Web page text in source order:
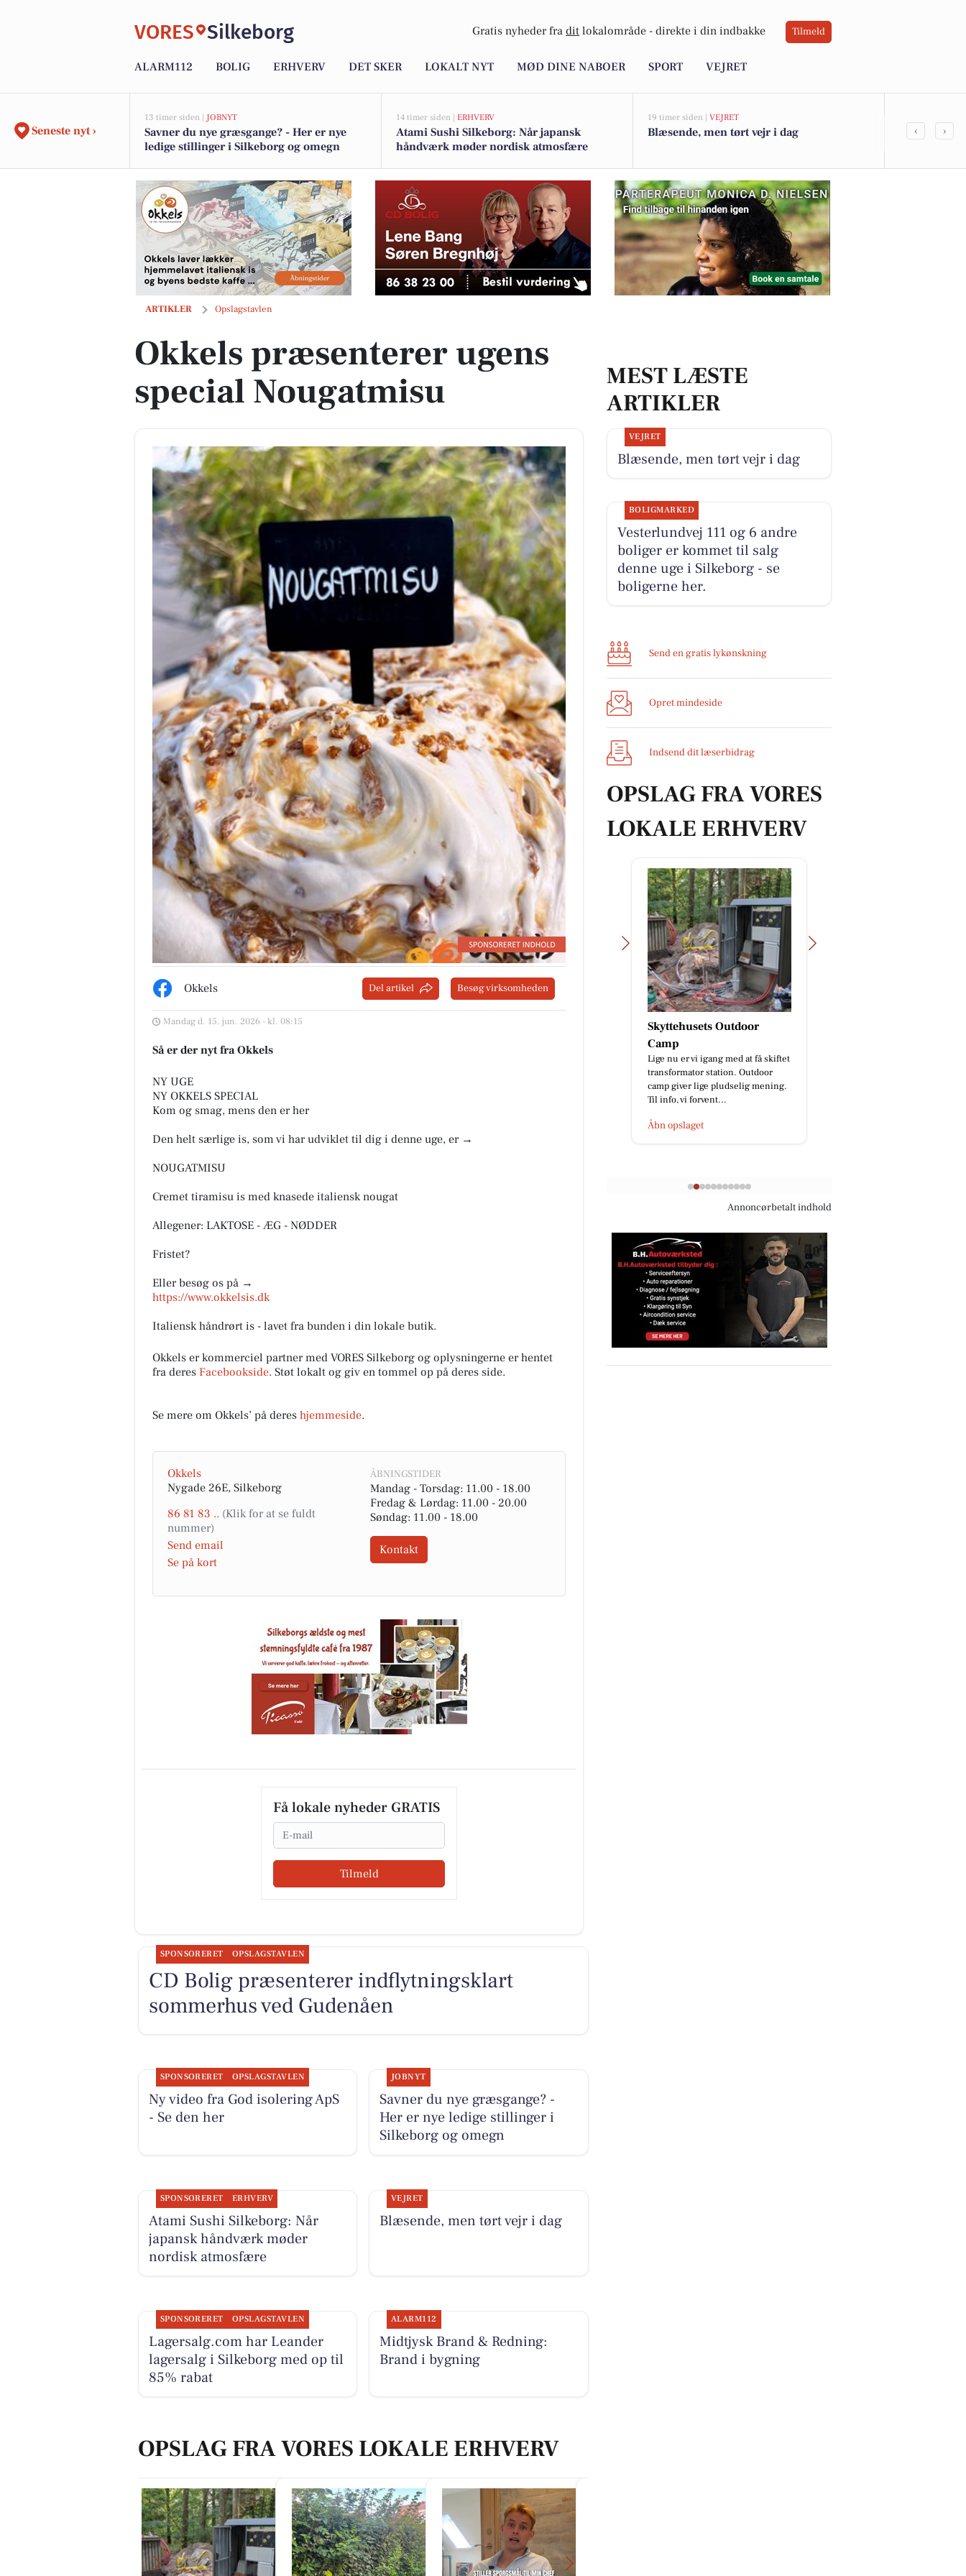
VORES Silkeborg Gratis nyheder fra dit lokalområde - direkte i din indbakke Tilmeld
ALARM112 BOLIG ERHVERV DET SKER LOKALT NYT MØD DINE NABOER SPORT VEJRET
Seneste nyt ›
13 timer siden | JOBNYT
Savner du nye græsgange? - Her er nye
ledige stillinger i Silkeborg og omegn
14 timer siden | ERHVERV
Atami Sushi Silkeborg: Når japansk
håndværk møder nordisk atmosfære
19 timer siden | VEJRET
Blæsende, men tørt vejr i dag
Midtjysk
‹ ›
ARTIKLER Opslagstavlen
Okkels præsenterer ugens special Nougatmisu
Okkels præsenterer ugens
special Nougatmisu
Okkels Del artikel Besøg virksomheden
Mandag d. 15. jun. 2026 - kl. 08:15
Så er der nyt fra Okkels
NY UGE
NY OKKELS SPECIAL
Kom og smag, mens den er her
Den helt særlige is, som vi har udviklet til dig i denne uge, er →
NOUGATMISU
Cremet tiramisu is med knasede italiensk nougat
Allegener: LAKTOSE - ÆG - NØDDER
Fristet?
Eller besøg os på →
https://www.okkelsis.dk
Italiensk håndrørt is - lavet fra bunden i din lokale butik.
Okkels er kommerciel partner med VORES Silkeborg og oplysningerne er hentet
fra deres Facebookside. Støt lokalt og giv en tommel op på deres side.
Se mere om Okkels’ på deres hjemmeside.
Okkels
Nygade 26E, Silkeborg
86 81 83 ..
Send email
Se på kort
ÅBNINGSTIDER
Mandag - Torsdag: 11.00 - 18.00
Fredag & Lørdag: 11.00 - 20.00
Søndag: 11.00 - 18.00
Kontakt
Få lokale nyheder GRATIS
Email
Tilmeld
MEST LÆSTE
ARTIKLER
VEJRET
Blæsende, men tørt vejr i dag
BOLIGMARKED
Vesterlundvej 111 og 6 andre
boliger er kommet til salg
denne uge i Silkeborg - se
boligerne her.
Send en gratis lykønskning
Opret mindeside
Indsend dit læserbidrag
OPSLAG FRA VORES
LOKALE ERHVERV
FOA Silkeborg-
Skanderborg
Flere ældre pr. medarbejder
kommunalt ansat social- og
sundhedsmeda...
Åbn opslaget
BP Green Garden
🌿Skal hækken stå skarpt? Kontant
os på 91 96 76 97📞 eller send en
besked.🌿
Åbn opslaget
Annoncørbetalt indhold
SPONSORERET OPSLAGSTAVLEN
CD Bolig præsenterer indflytningsklart
sommerhus ved Gudenåen
SPONSORERET OPSLAGSTAVLEN
Ny video fra God isolering ApS
- Se den her
JOBNYT
Savner du nye græsgange? -
Her er nye ledige stillinger i
Silkeborg og omegn
SPONSORERET ERHVERV
Atami Sushi Silkeborg: Når
japansk håndværk møder
nordisk atmosfære
VEJRET
Blæsende, men tørt vejr i dag
SPONSORERET OPSLAGSTAVLEN
Lagersalg.com har Leander
lagersalg i Silkeborg med op til
85% rabat
ALARM112
Midtjysk Brand & Redning:
Brand i bygning
OPSLAG FRA VORES LOKALE ERHVERV